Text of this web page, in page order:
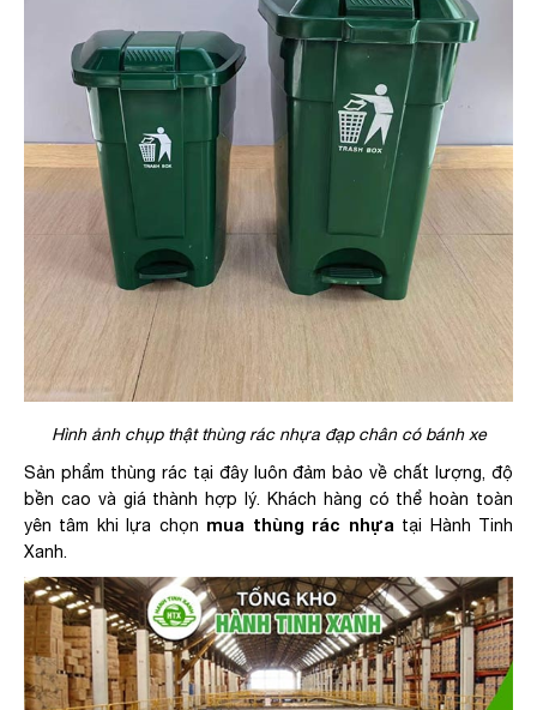
Hình ảnh chụp thật thùng rác nhựa đạp chân có bánh xe
Sản phẩm thùng rác tại đây luôn đảm bảo về chất lượng, độ
bền cao và giá thành hợp lý. Khách hàng có thể hoàn toàn
yên tâm khi lựa chọn mua thùng rác nhựa tại Hành Tinh
Xanh.